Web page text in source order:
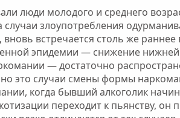
люди молодого и среднего
злоупотребления
встречается столь же раннее
эпидемии — снижение
— достаточно
это случаи смены формы
когда бывший алкоголик
переходит к пьянству,